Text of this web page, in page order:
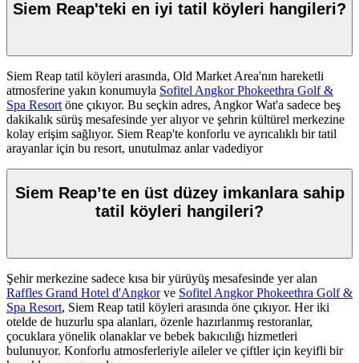
Siem Reap'teki en iyi tatil köyleri hangileri?
Siem Reap tatil köyleri arasında, Old Market Area'nın hareketli
atmosferine yakın konumuyla Sofitel Angkor Phokeethra Golf &
Spa Resort öne çıkıyor. Bu seçkin adres, Angkor Wat'a sadece beş
dakikalık sürüş mesafesinde yer alıyor ve şehrin kültürel merkezine
kolay erişim sağlıyor. Siem Reap'te konforlu ve ayrıcalıklı bir tatil
arayanlar için bu resort, unutulmaz anlar vadediyor
Siem Reap’te en üst düzey imkanlara sahip
tatil köyleri hangileri?
Şehir merkezine sadece kısa bir yürüyüş mesafesinde yer alan
Raffles Grand Hotel d'Angkorve Sofitel Angkor Phokeethra Golf &
Spa Resort, Siem Reap tatil köyleri arasında öne çıkıyor. Her iki
otelde de huzurlu spa alanları, özenle hazırlanmış restoranlar,
çocuklara yönelik olanaklar ve bebek bakıcılığı hizmetleri
bulunuyor. Konforlu atmosferleriyle aileler ve çiftler için keyifli bir